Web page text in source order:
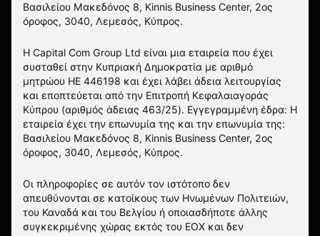
Βασιλείου Μακεδόνος 8, Kinnis Business Center, 2ος
όροφος, 3040, Λεμεσός, Κύπρος.
Η Capital Com Group Ltd είναι μια εταιρεία που έχει
συσταθεί στην Κυπριακή Δημοκρατία με αριθμό
μητρώου ΗΕ 446198 και έχει λάβει άδεια λειτουργίας
και εποπτεύεται από την Επιτροπή Κεφαλαιαγοράς
Κύπρου (αριθμός άδειας 463/25). Εγγεγραμμένη έδρα: Η
εταιρεία έχει την επωνυμία της και την επωνυμία της:
Βασιλείου Μακεδόνος 8, Kinnis Business Center, 2ος
όροφος, 3040, Λεμεσός, Κύπρος.
Οι πληροφορίες σε αυτόν τον ιστότοπο δεν
απευθύνονται σε κατοίκους των Ηνωμένων Πολιτειών,
του Καναδά και του Βελγίου ή οποιασδήποτε άλλης
συγκεκριμένης χώρας εκτός του ΕΟΧ και δεν